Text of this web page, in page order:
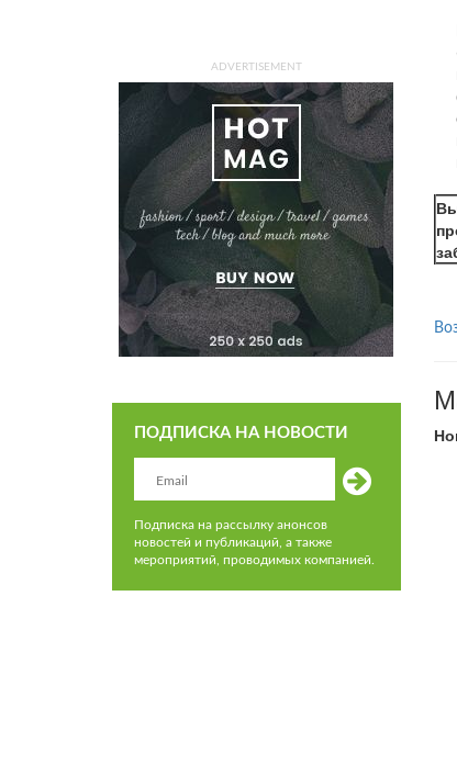
ADVERTISEMENT
ПОДПИСКА НА НОВОСТИ
Подписка на рассылку анонсов
новостей и публикаций, а также
мероприятий, проводимых компанией.